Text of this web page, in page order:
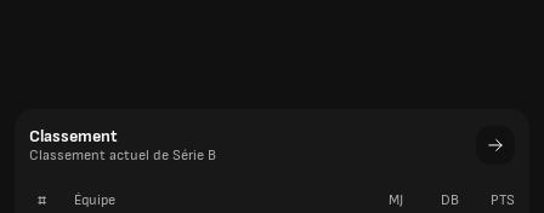
Classement
Classement actuel de Série B
# Équipe MJ DB PTS